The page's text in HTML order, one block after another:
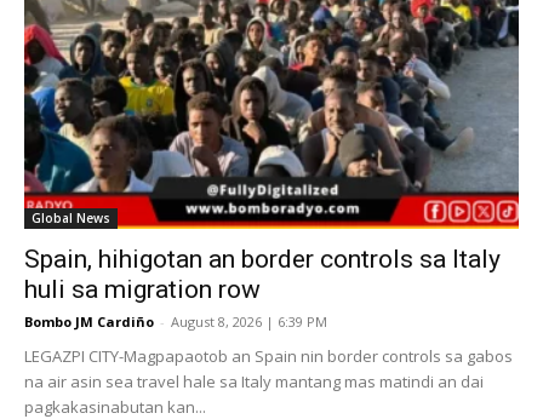
Global News
Spain, hihigotan an border controls sa Italy
huli sa migration row
Bombo JM Cardiño - August 8, 2026 | 6:39 PM
LEGAZPI CITY-Magpapaotob an Spain nin border controls sa gabos
na air asin sea travel hale sa Italy mantang mas matindi an dai
pagkakasinabutan kan...